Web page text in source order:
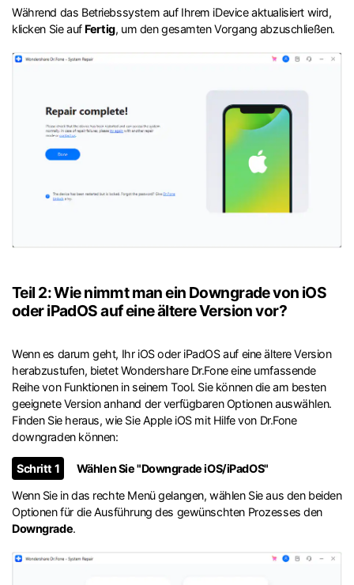
Während das Betriebssystem auf Ihrem iDevice aktualisiert wird,
klicken Sie auf Fertig, um den gesamten Vorgang abzuschließen.
Teil 2: Wie nimmt man ein Downgrade von iOS
oder iPadOS auf eine ältere Version vor?
Wenn es darum geht, Ihr iOS oder iPadOS auf eine ältere Version
herabzustufen, bietet Wondershare Dr.Fone eine umfassende
Reihe von Funktionen in seinem Tool. Sie können die am besten
geeignete Version anhand der verfügbaren Optionen auswählen.
Finden Sie heraus, wie Sie Apple iOS mit Hilfe von Dr.Fone
downgraden können:
Schritt 1
Wählen Sie "Downgrade iOS/iPadOS"
Wenn Sie in das rechte Menü gelangen, wählen Sie aus den beiden
Optionen für die Ausführung des gewünschten Prozesses den
Downgrade.